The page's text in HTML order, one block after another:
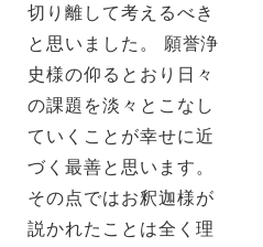
切り離して考えるべき
と思いました。 願誉浄
史様の仰るとおり日々
の課題を淡々とこなし
ていくことが幸せに近
づく最善と思います。
その点ではお釈迦様が
説かれたことは全く理